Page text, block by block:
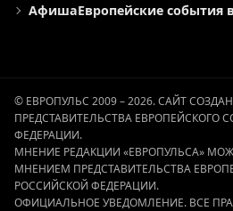
АфишаЕвропейские события
© ЕВРОПУЛЬС 2009 – 2026. САЙТ
ПРЕДСТАВИТЕЛЬСТВА ЕВРОПЕЙСКОГО
ФЕДЕРАЦИИ.
МНЕНИЕ РЕДАКЦИИ «ЕВРОПУЛЬСА»
МНЕНИЕМ ПРЕДСТАВИТЕЛЬСТВА
РОССИЙСКОЙ ФЕДЕРАЦИИ.
ОФИЦИАЛЬНОЕ УВЕДОМЛЕНИЕ. ВСЕ